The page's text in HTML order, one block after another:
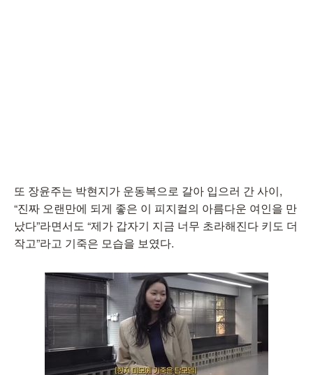
또 장윤주는 박현지가 운동복으로 갈아 입으러 간 사이,
“진짜 오랜만에 되게 좋은 이 피지컬의 아름다운 여인을 만
났다”라면서도 “제가 갑자기 지금 너무 초라해진다 키도 더
작고”라고 기죽은 모습을 보였다.